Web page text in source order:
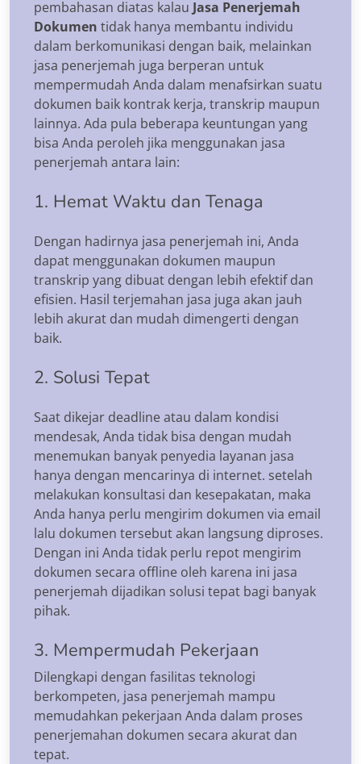
pembahasan diatas kalau Jasa Penerjemah
Dokumen tidak hanya membantu individu
dalam berkomunikasi dengan baik, melainkan
jasa penerjemah juga berperan untuk
mempermudah Anda dalam menafsirkan suatu
dokumen baik kontrak kerja, transkrip maupun
lainnya. Ada pula beberapa keuntungan yang
bisa Anda peroleh jika menggunakan jasa
penerjemah antara lain:
1. Hemat Waktu dan Tenaga
Dengan hadirnya jasa penerjemah ini, Anda
dapat menggunakan dokumen maupun
transkrip yang dibuat dengan lebih efektif dan
efisien. Hasil terjemahan jasa juga akan jauh
lebih akurat dan mudah dimengerti dengan
baik.
2. Solusi Tepat
Saat dikejar deadline atau dalam kondisi
mendesak, Anda tidak bisa dengan mudah
menemukan banyak penyedia layanan jasa
hanya dengan mencarinya di internet. setelah
melakukan konsultasi dan kesepakatan, maka
Anda hanya perlu mengirim dokumen via email
lalu dokumen tersebut akan langsung diproses.
Dengan ini Anda tidak perlu repot mengirim
dokumen secara offline oleh karena ini jasa
penerjemah dijadikan solusi tepat bagi banyak
pihak.
3. Mempermudah Pekerjaan
Dilengkapi dengan fasilitas teknologi
berkompeten, jasa penerjemah mampu
memudahkan pekerjaan Anda dalam proses
penerjemahan dokumen secara akurat dan
tepat.